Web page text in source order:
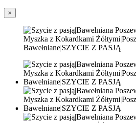
×